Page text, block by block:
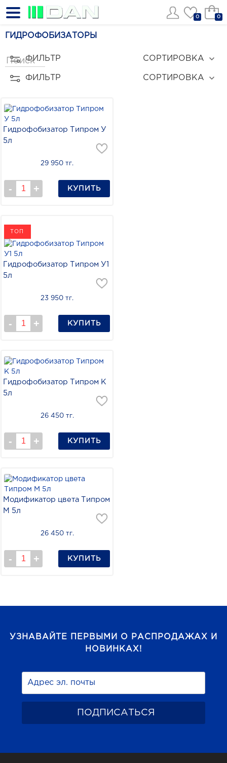
0 0
ГИДРОФОБИЗАТОРЫ
ФИЛЬТР СОРТИРОВКА
ФИЛЬТР СОРТИРОВКА
Гидрофобизатор Типром У
5л
29 950 тг.
КУПИТЬ
ТОП
Гидрофобизатор Типром У1
5л
23 950 тг.
КУПИТЬ
Гидрофобизатор Типром К
5л
26 450 тг.
КУПИТЬ
Модификатор цвета Типром
М 5л
26 450 тг.
КУПИТЬ
УЗНАВАЙТЕ ПЕРВЫМИ О РАСПРОДАЖАХ И
НОВИНКАХ!